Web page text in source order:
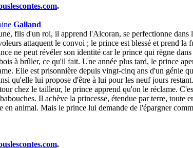
.
Galland
fils d'un roi, il apprend l'Alcoran, se perfectionne dans
attaquent le convoi ; le prince est blessé et prend
ne peut révéler son identité car le prince qui règne
à brûler, ce qu'il fait. Une année plus tard, le prince
Elle est prisonnière depuis vingt-cinq ans d'un
qu'elle lui propose d'être à lui pour les neuf jours
chez le tailleur, le prince apprend qu'on le réclame.
Il achève la princesse, étendue par terre,
animal. Mais le prince lui demande de l'épargner
.